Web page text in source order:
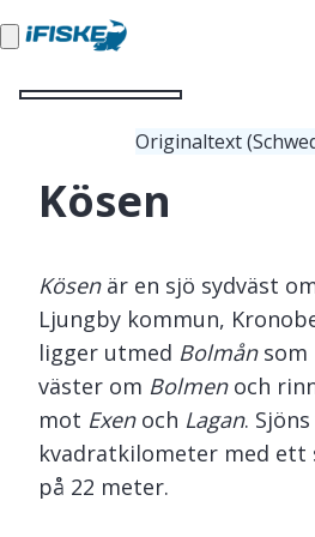
Originaltext
Kösen
Kösenär en sjö sydväst
Ljungby kommun,
ligger utmed Bolmånsom
väster om Bolmenoch
mot Exenoch Lagan.
kvadratkilometer med ett
på 22 meter.